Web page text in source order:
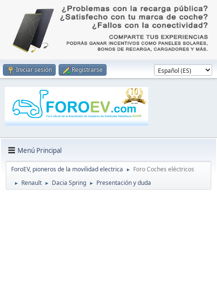
Iniciar sesión Registrarse
Menú Principal
ForoEV, pioneros de la movilidad electrica ► Foro Coches eléctricos
► Renault ► Dacia Spring ► Presentación y duda